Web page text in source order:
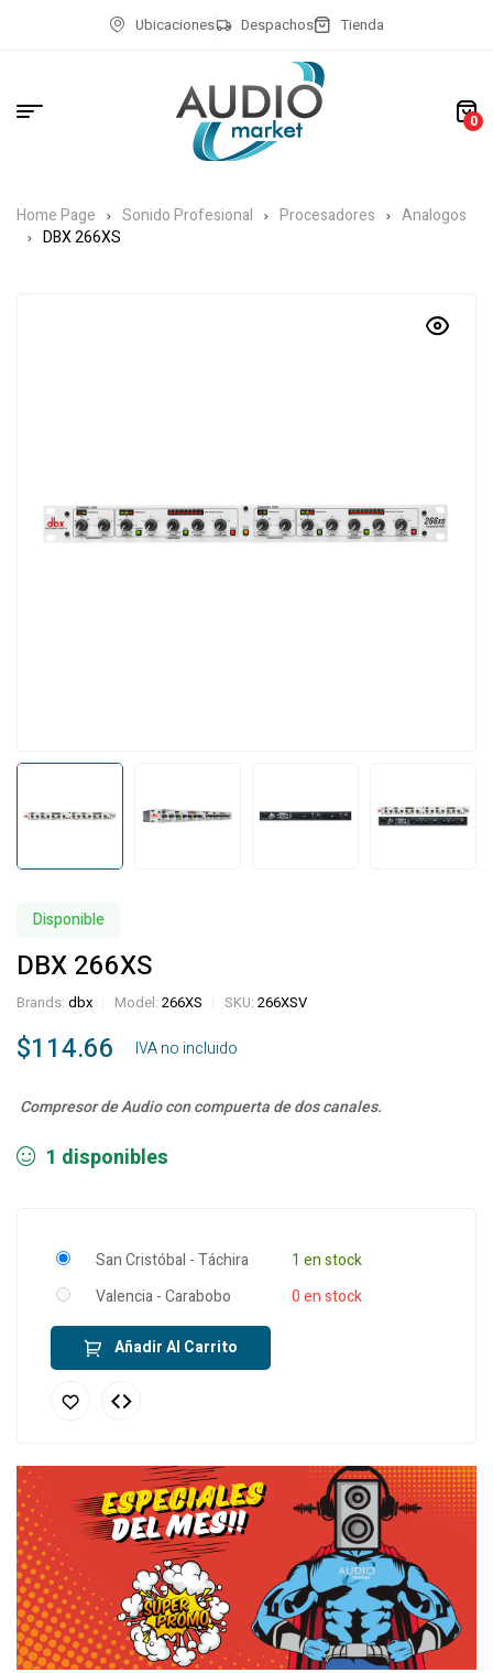
Ubicaciones Despachos Tienda
0
Home Page Sonido Profesional Procesadores
Analogos
DBX 266XS
Disponible
DBX 266XS
Brands: dbx Model: 266XS SKU: 266XSV
$114.66 ‎ ‎ ‎ IVA no incluido
Compresor de Audio con compuerta de dos canales.
1 disponibles
San Cristóbal - Táchira
1 en stock
Valencia - Carabobo
0 en stock
Añadir Al Carrito